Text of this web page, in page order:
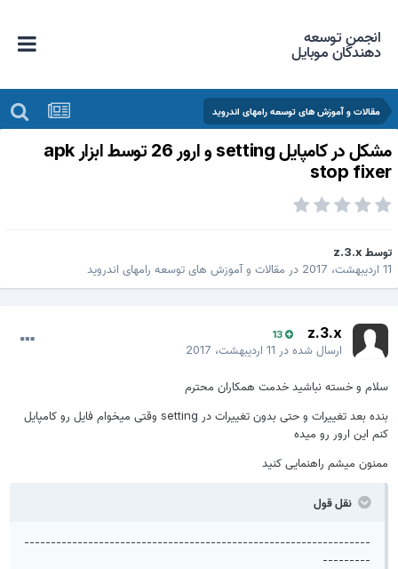
انجمن توسعه
دهندگان موبایل
مقالات و آموزش های توسعه رامهای اندروید
مشکل در کامپایل setting و ارور 26 توسط ابزار apk
stop
z.3.x
درمقالات و آموزش های توسعه رامهای اندروید
z.3.x
ارسال شده در11 اردیبهشت، 2017
و خسته نباشید خدمت همکاران محترم
بنده بعد تغییرات و حتی بدون تغییرات در setting وقتی میخوام فایل رو کامپایل
این ارور رو میده
میشم راهنمایی کنید
نقل قول
-----------------------------------------------------------------
---------